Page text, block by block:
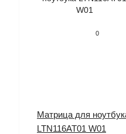
0
Матрица для
LTN116AT01 W01